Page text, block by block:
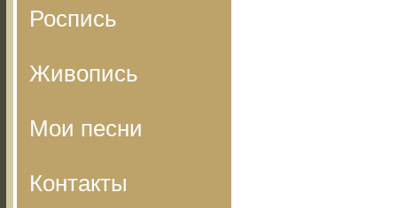
Роспись
Живопись
Мои песни
Контакты